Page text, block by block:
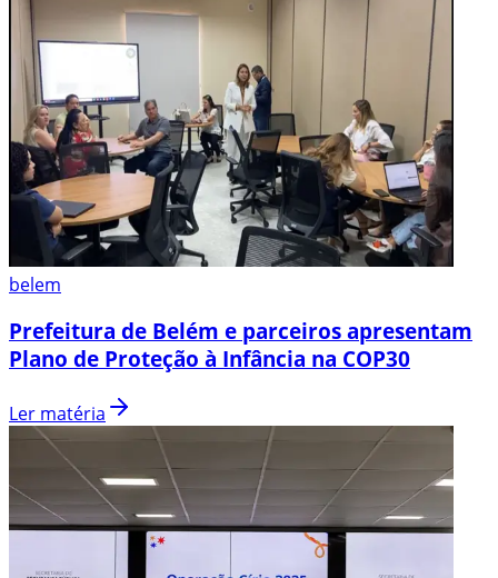
belem
Prefeitura de Belém e parceiros apresentam
Plano de Proteção à Infância na COP30
Ler matéria